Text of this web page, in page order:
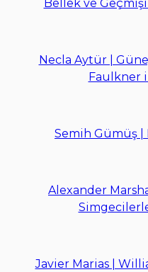
Bellek ve
Necla Aytür |
Faulkner
Semih Gümüş |
Alexander
Javier Marias |